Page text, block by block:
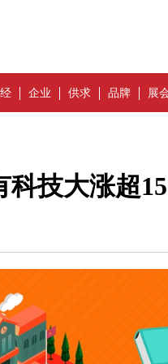
企业 供求 品牌 展
科技大涨超